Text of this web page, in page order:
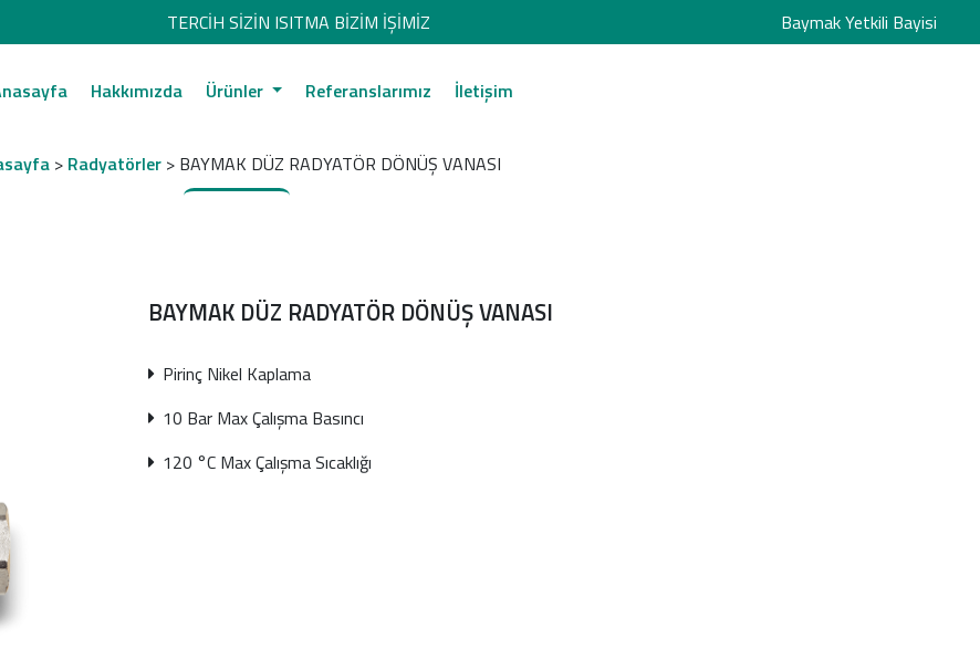
TERCİH SİZİN ISITMA BİZİM İŞİMİZ Baymak Yetkili Bayisi
Hakkımızda Ürünler Referanslarımız İletişim
> Radyatörler> BAYMAK DÜZ RADYATÖR DÖNÜŞ VANASI
BAYMAK DÜZ RADYATÖR DÖNÜŞ VANASI
Pirinç Nikel Kaplama
10 Bar Max Çalışma Basıncı
120 °C Max Çalışma Sıcaklığı